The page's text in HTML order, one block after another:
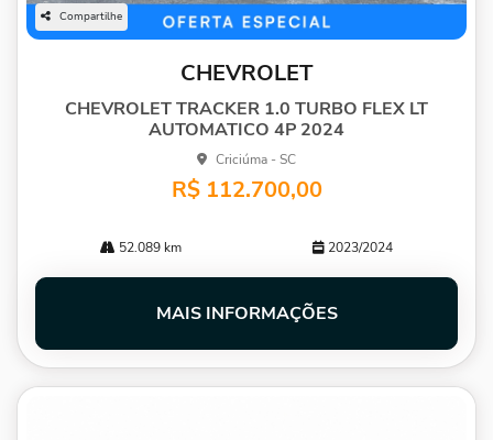
Compartilhe
CHEVROLET
CHEVROLET TRACKER 1.0 TURBO FLEX LT
AUTOMATICO 4P 2024
Criciúma - SC
R$ 112.700,00
52.089 km 2023/2024
MAIS INFORMAÇÕES